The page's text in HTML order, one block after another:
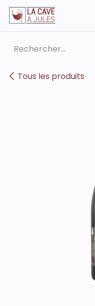
Se rendre au contenu
Tous les produits